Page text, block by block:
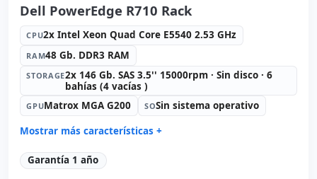
Dell PowerEdge R710 Rack
CPU2x Intel Xeon Quad Core E5540 2.53 GHz
RAM48 Gb. DDR3 RAM
STORAGE2x 146 Gb. SAS 3.5'' 15000rpm · Sin disco · 6
bahías (4 vacías )
GPUMatrox MGA G200 SOSin sistema operativo
Mostrar más características +
Connectivity: 2x RJ-45
Formato: Rack (2U)
Garantía 1 año